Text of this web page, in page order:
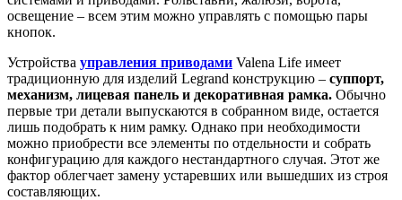
освещение – всем этим можно управлять с помощью пары
кнопок.
Устройства управления приводами Valena Life имеет
традиционную для изделий Legrand конструкцию – суппорт,
механизм, лицевая панель и декоративная рамка. Обычно
первые три детали выпускаются в собранном виде, остается
лишь подобрать к ним рамку. Однако при необходимости
можно приобрести все элементы по отдельности и собрать
конфигурацию для каждого нестандартного случая. Этот же
фактор облегчает замену устаревших или вышедших из строя
составляющих.